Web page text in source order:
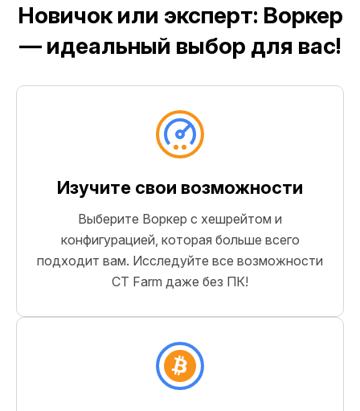
Новичок или эксперт: Воркер
— идеальный выбор для вас!
Изучите свои возможности
Выберите Воркер с хешрейтом и
конфигурацией, которая больше всего
подходит вам. Исследуйте все возможности
CT Farm даже без ПК!